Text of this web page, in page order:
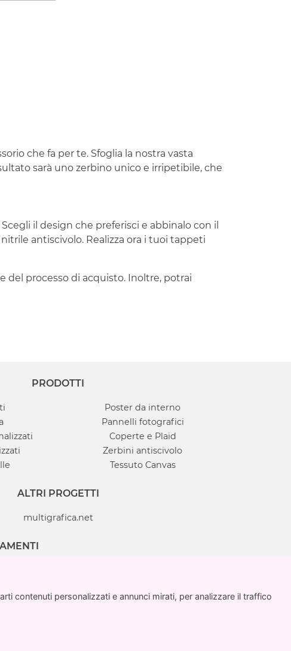
contenuti personalizzati e annunci mirati, per analizzare il traffico
contenuti personalizzati e annunci mirati, per analizzare il traffico
che fa per te. Sfoglia la nostra vasta
sarà uno zerbino unico e irripetibile, che
il design che preferisci e abbinalo con il
antiscivolo. Realizza ora i tuoi tappeti
del processo di acquisto. Inoltre, potrai
PRODOTTI
Poster da interno
Pannelli fotografici
Coperte e Plaid
Zerbini antiscivolo
Tessuto Canvas
ALTRI PROGETTI
multigrafica.net